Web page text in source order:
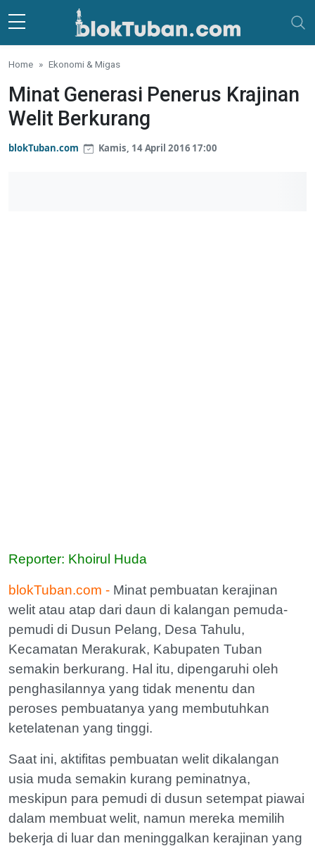
Skip to main content
Home Ekonomi & Migas
Minat Generasi Penerus Krajinan
Welit Berkurang
blokTuban.com Kamis, 14 April 2016 17:00
Reporter: Khoirul Huda
blokTuban.com - Minat pembuatan kerajinan
welit atau atap dari daun di kalangan pemuda-
pemudi di Dusun Pelang, Desa Tahulu,
Kecamatan Merakurak, Kabupaten Tuban
semakin berkurang. Hal itu, dipengaruhi oleh
penghasilannya yang tidak menentu dan
peroses pembuatanya yang membutuhkan
ketelatenan yang tinggi.
Saat ini, aktifitas pembuatan welit dikalangan
usia muda semakin kurang peminatnya,
meskipun para pemudi di dusun setempat piawai
dalam membuat welit, namun mereka memilih
bekerja di luar dan meninggalkan kerajinan yang